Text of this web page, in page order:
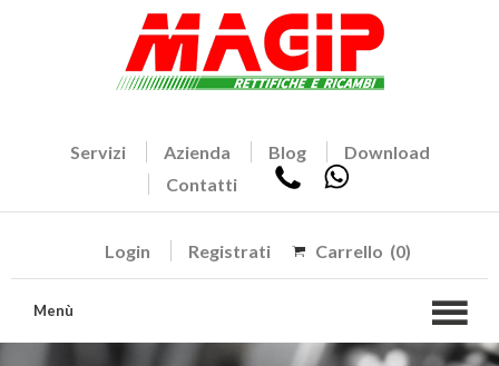
Servizi Azienda Blog
Download
Contatti
Login Registrati Carrello (0)
Menù